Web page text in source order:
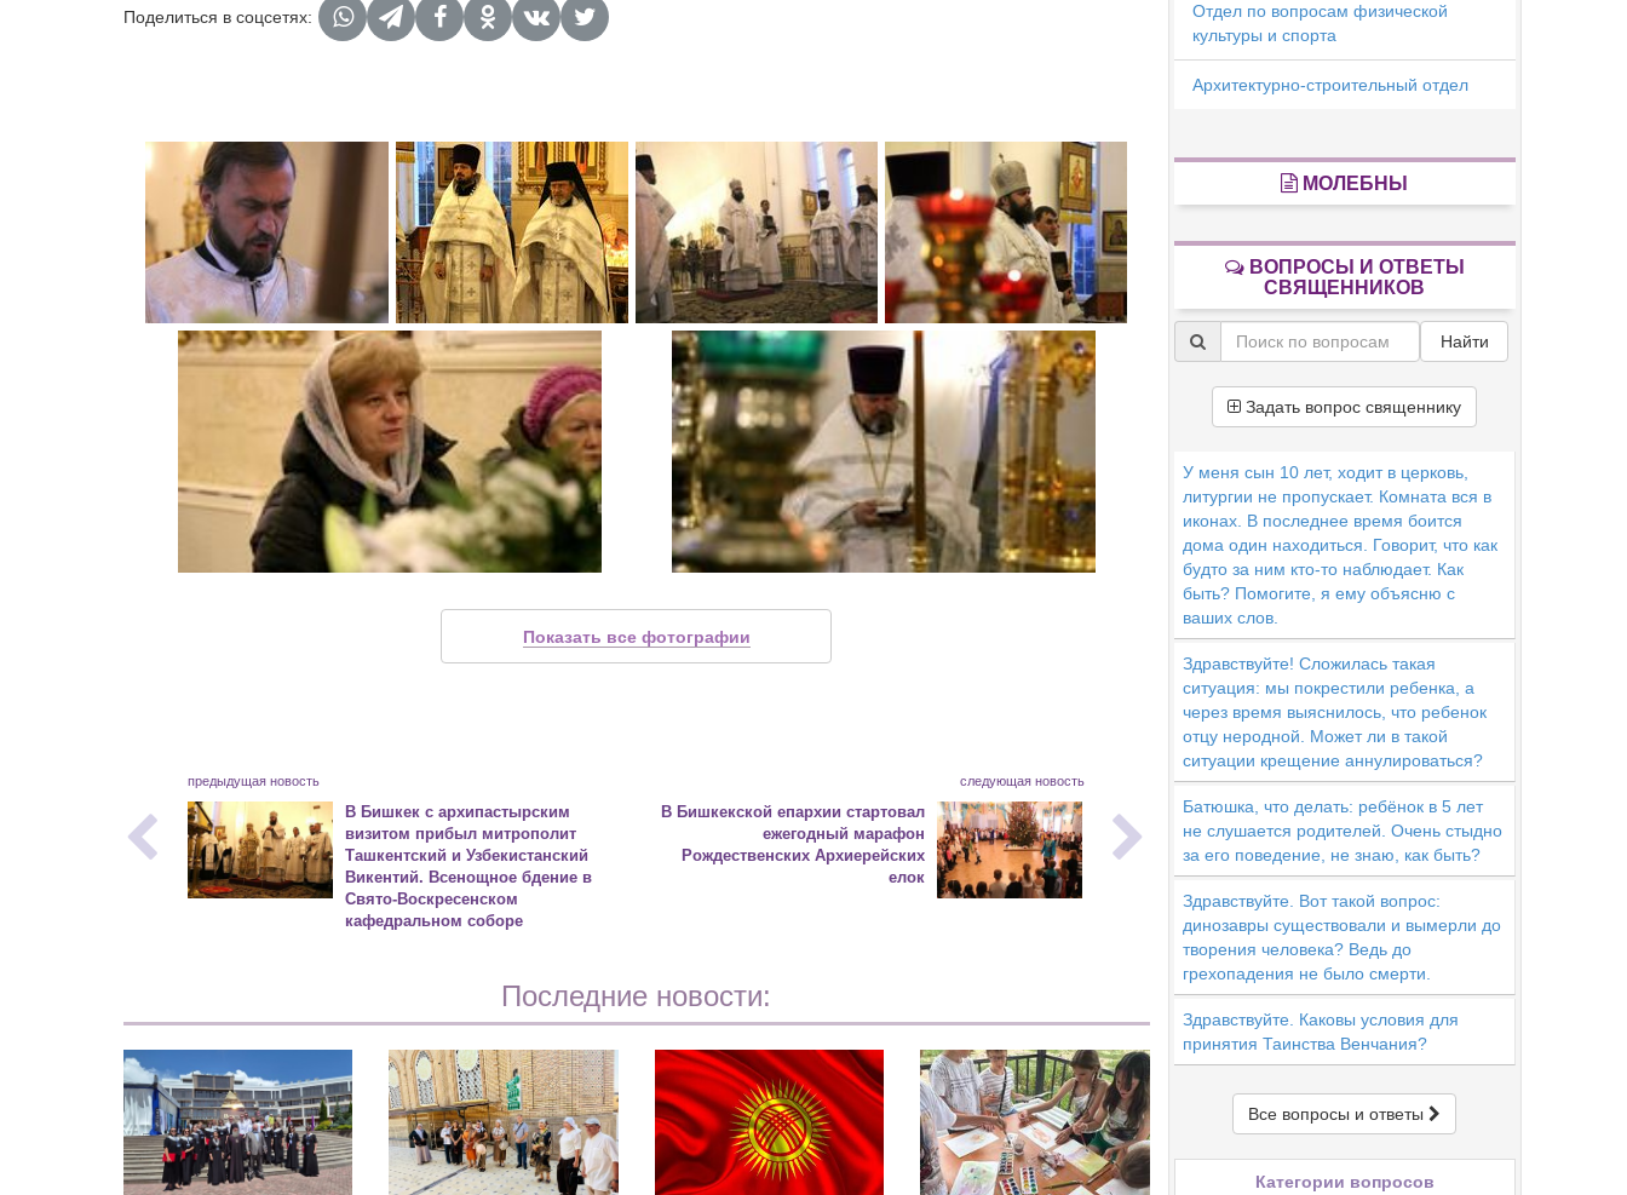
Поделиться в соцсетях:
Показать все фотографии
предыдущая новость
В Бишкек с архипастырским
визитом прибыл митрополит
Ташкентский и Узбекистанский
Викентий. Всенощное бдение в
Свято-Воскресенском
кафедральном соборе
следующая новость
В Бишкекской епархии стартовал
ежегодный марафон
Рождественских Архиерейских
елок
Последние новости:
Отдел по вопросам физической
культуры и спорта
Архитектурно-строительный отдел
МОЛЕБНЫ
ВОПРОСЫ И ОТВЕТЫ
СВЯЩЕННИКОВ
Найти
Задать вопрос священнику
У меня сын 10 лет, ходит в церковь,
литургии не пропускает. Комната вся в
иконах. В последнее время боится
дома один находиться. Говорит, что как
будто за ним кто-то наблюдает. Как
быть? Помогите, я ему объясню с
ваших слов.
Здравствуйте! Сложилась такая
ситуация: мы покрестили ребенка, а
через время выяснилось, что ребенок
отцу неродной. Может ли в такой
ситуации крещение аннулироваться?
Батюшка, что делать: ребёнок в 5 лет
не слушается родителей. Очень стыдно
за его поведение, не знаю, как быть?
Здравствуйте. Вот такой вопрос:
динозавры существовали и вымерли до
творения человека? Ведь до
грехопадения не было смерти.
Здравствуйте. Каковы условия для
принятия Таинства Венчания?
Все вопросы и ответы
Категории вопросов